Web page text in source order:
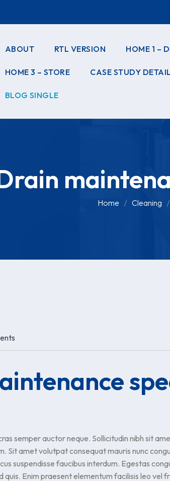
ABOUT RTL VERSION HOME 1 –
HOME 3 – STORE CASE STUDY DETAIL
BLOG SINGLE
Home Cleaning
semper auctor neque. Sollicitudin nibh sit
Sit amet volutpat consequat mauris nunc
suspendisse faucibus interdum. Egestas
quis. Enim praesent elementum facilisis leo vel